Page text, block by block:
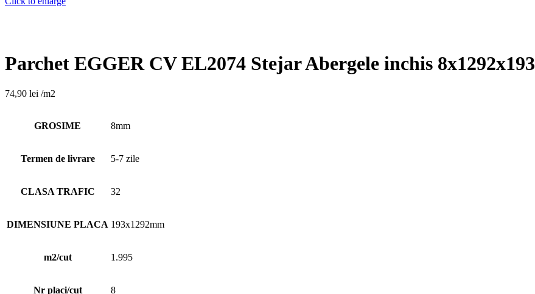
Parchet EGGER CV EL2074 Stejar Abergele inchis 8x1292x193
74,90 lei /m2
GROSIME 8mm
Termen de livrare 5-7 zile
CLASA TRAFIC 32
DIMENSIUNE PLACA 193x1292mm
m2/cut 1.995
Nr placi/cut 8